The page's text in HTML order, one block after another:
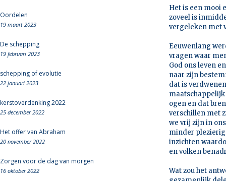
Oordelen
19 maart 2023
De schepping
19 februari 2023
schepping of evolutie
22 januari 2023
kerstoverdenking 2022
25 december 2022
Het offer van Abraham
20 november 2022
Zorgen voor de dag van morgen
16 oktober 2022
Het is een mooi
zoveel is
vergeleken met
Eeuwenlang
vragen waar
God ons leven
naar zijn
dat is
ogen en dat
verschillen met
we vrij zijn in
minder
inzichten
en volken
Wat zou het